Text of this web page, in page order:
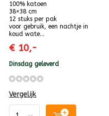
100% katoen
38×38 cm
12 stuks per pak
voor gebruik, een nachtje in
koud wate...
€ 10,-
Dinsdag geleverd
Vergelijk